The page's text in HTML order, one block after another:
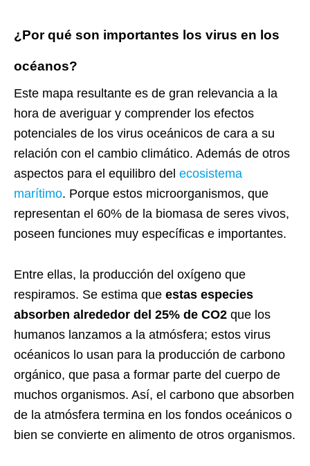
¿Por qué son importantes los virus en los
océanos?
Este mapa resultante es de gran relevancia a la
hora de averiguar y comprender los efectos
potenciales de los virus oceánicos de cara a su
relación con el cambio climático. Además de otros
aspectos para el equilibro del ecosistema
marítimo. Porque estos microorganismos, que
representan el 60% de la biomasa de seres vivos,
poseen funciones muy específicas e importantes.
Entre ellas, la producción del oxígeno que
respiramos. Se estima que estas especies
absorben alrededor del 25% de CO2 que los
humanos lanzamos a la atmósfera; estos virus
océanicos lo usan para la producción de carbono
orgánico, que pasa a formar parte del cuerpo de
muchos organismos. Así, el carbono que absorben
de la atmósfera termina en los fondos oceánicos o
bien se convierte en alimento de otros organismos.